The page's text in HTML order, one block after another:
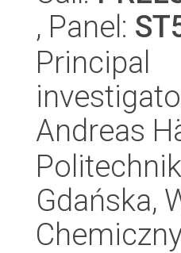
, Panel:
Principal
Andreas
Gdańska,